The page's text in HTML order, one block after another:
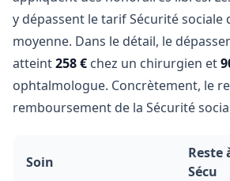
y dépassent le tarif Sécurité sociale
moyenne. Dans le détail, le
atteint258 € chez un chirurgien et
ophtalmologue. Concrètement, le
remboursement de la Sécurité
Soin
Reste
Sécu